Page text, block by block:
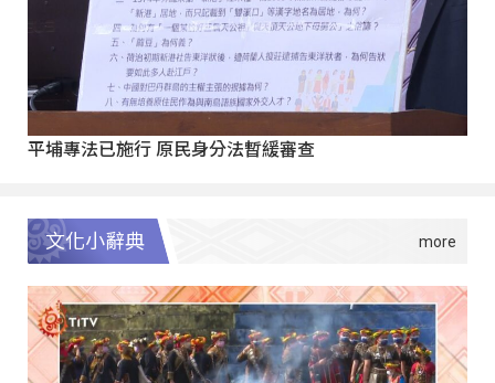
平埔專法已施行 原民身分法暫緩審查
文化小辭典